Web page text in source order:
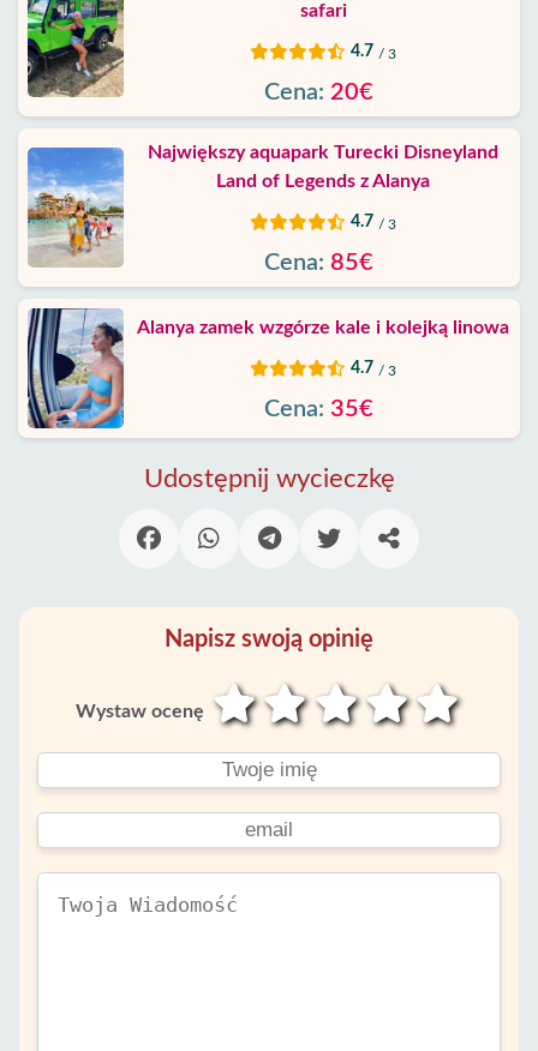
safari
4.7 / 3
Cena: 20€
Największy aquapark Turecki Disneyland
Land of Legends z Alanya
4.7 / 3
Cena: 85€
Alanya zamek wzgórze kale i kolejką linowa
4.7 / 3
Cena: 35€
Udostępnij wycieczkę
Napisz swoją opinię
Wystaw ocenę